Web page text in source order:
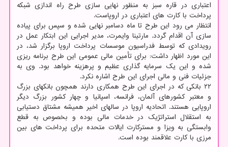
اعتباری در قاره سبز به منظور نهایی سازی طرح راه اندازی شبکه
پرداخت با کارت های اعتباری در اروپاست.
انتظار می رود این طرح تا ماه دسامبر نهایی شده و سپس برای پیاده
سازی آن اقدام گردد. مارتینا وایمرت، مدیر اجرایی این ابتکار عمل در
رویدادی که توسط فدراسیون موسسات پرداخت اروپا برگزار شد، در
این مورد اظهار داشت: برای تأمین مالی عمومی این طرح برنامه ریزی
شده و این یک سرمایه گذاری عظیم و پرهزینه خواهد بود. وی به
جزئیات فنی و مالی اجرای این طرح اشاره نکرد.
۲۲ بانکی که در اجرای این طرح همکاری دارند همچون بانکهای بزرگ
و معتبر کشورهای آلمان، فرانسه، اسپانیا و چهار کشور بزرگ دیگر
اروپایی هستند. اتحادیه اروپا در سالهای اخیر همیشه مشتاق دستیابی
به استقلال استراتژیک در خدمات مالی بوده و بخصوص به قطع
وابستگی به ویزا و مسترکارت ایالات متحده برای پرداخت های بین
مرزی با کارت علاقمند بوده است.